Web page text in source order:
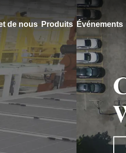
de nous Produits Événements